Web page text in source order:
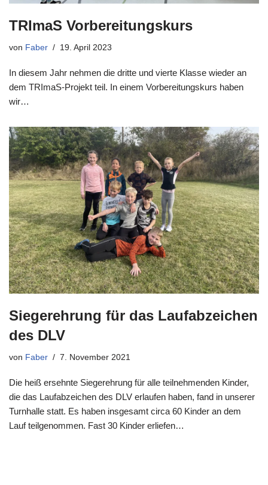
TRImaS Vorbereitungskurs
von Faber 19. April 2023
In diesem Jahr nehmen die dritte und vierte Klasse wieder an
dem TRImaS-Projekt teil. In einem Vorbereitungskurs haben
wir…
Siegerehrung für das Laufabzeichen
des DLV
von Faber 7. November 2021
Die heiß ersehnte Siegerehrung für alle teilnehmenden Kinder,
die das Laufabzeichen des DLV erlaufen haben, fand in unserer
Turnhalle statt. Es haben insgesamt circa 60 Kinder an dem
Lauf teilgenommen. Fast 30 Kinder erliefen…